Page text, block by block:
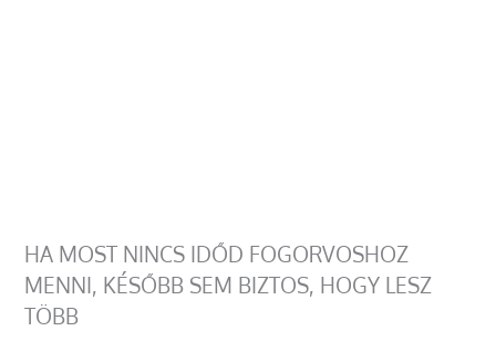
HA MOST NINCS IDŐD FOGORVOSHOZ
MENNI, KÉSŐBB SEM BIZTOS, HOGY LESZ
TÖBB